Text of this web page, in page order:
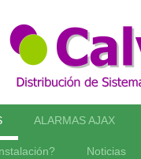
ALARMAS AJAX
Noticias